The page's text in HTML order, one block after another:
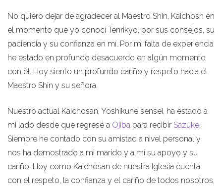
No quiero dejar de agradecer al Maestro Shin, Kaichosn en
el momento que yo conocí Tenrikyo, por sus consejos, su
paciencia y su confianza en mí. Por mi falta de experiencia
he estado en profundo desacuerdo en algún momento
con él. Hoy siento un profundo cariño y respeto hacia el
Maestro Shin y su señora.
Nuestro actual Kaichosan, Yoshikune sensei, ha estado a
mi lado desde que regresé a Ojiba para recibir Sazuke.
Siempre he contado con su amistad a nivel personal y
nos ha demostrado a mi marido y a mí su apoyo y su
cariño. Hoy como Kaichosan de nuestra Iglesia cuenta
con el respeto, la confianza y el cariño de todos nosotros,